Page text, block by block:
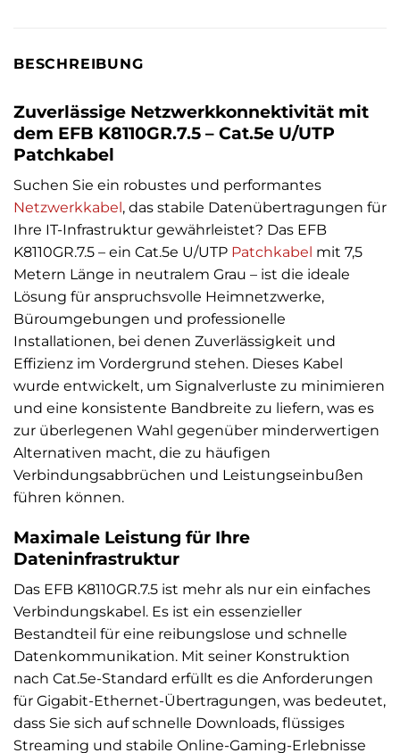
BESCHREIBUNG
Zuverlässige Netzwerkkonnektivität mit
dem EFB K8110GR.7.5 – Cat.5e U/UTP
Patchkabel
Suchen Sie ein robustes und performantes
Netzwerkkabel, das stabile Datenübertragungen für
Ihre IT-Infrastruktur gewährleistet? Das EFB
K8110GR.7.5 – ein Cat.5e U/UTP Patchkabel mit 7,5
Metern Länge in neutralem Grau – ist die ideale
Lösung für anspruchsvolle Heimnetzwerke,
Büroumgebungen und professionelle
Installationen, bei denen Zuverlässigkeit und
Effizienz im Vordergrund stehen. Dieses Kabel
wurde entwickelt, um Signalverluste zu minimieren
und eine konsistente Bandbreite zu liefern, was es
zur überlegenen Wahl gegenüber minderwertigen
Alternativen macht, die zu häufigen
Verbindungsabbrüchen und Leistungseinbußen
führen können.
Maximale Leistung für Ihre
Dateninfrastruktur
Das EFB K8110GR.7.5 ist mehr als nur ein einfaches
Verbindungskabel. Es ist ein essenzieller
Bestandteil für eine reibungslose und schnelle
Datenkommunikation. Mit seiner Konstruktion
nach Cat.5e-Standard erfüllt es die Anforderungen
für Gigabit-Ethernet-Übertragungen, was bedeutet,
dass Sie sich auf schnelle Downloads, flüssiges
Streaming und stabile Online-Gaming-Erlebnisse